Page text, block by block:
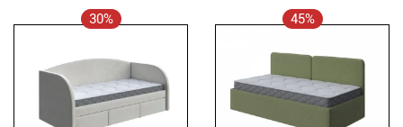
30% 45%